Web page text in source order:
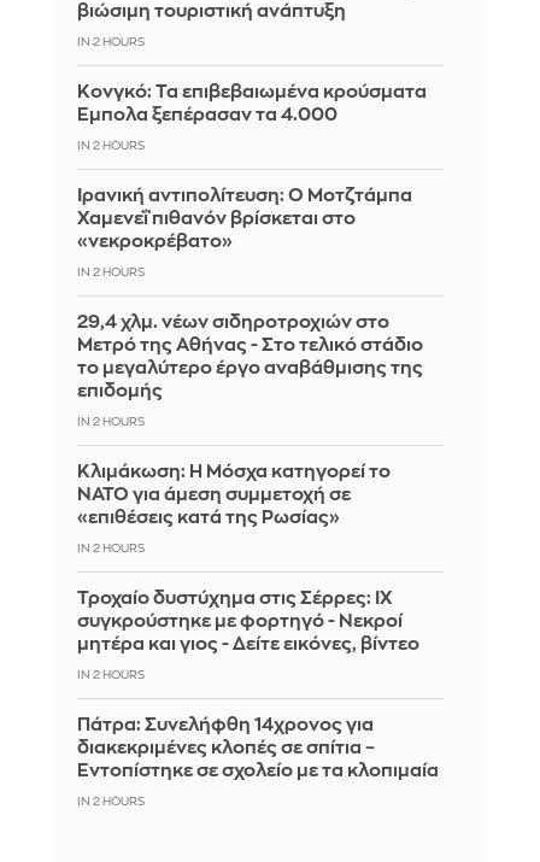
βιώσιμη τουριστική ανάπτυξη
IN 2 HOURS
Κονγκό: Τα επιβεβαιωμένα κρούσματα
Έμπολα ξεπέρασαν τα 4.000
IN 2 HOURS
Ιρανική αντιπολίτευση: Ο Μοτζτάμπα
Χαμενεΐ πιθανόν βρίσκεται στο
«νεκροκρέβατο»
IN 2 HOURS
29,4 χλμ. νέων σιδηροτροχιών στο
Μετρό της Αθήνας - Στο τελικό στάδιο
το μεγαλύτερο έργο αναβάθμισης της
επιδομής
IN 2 HOURS
Κλιμάκωση: Η Μόσχα κατηγορεί το
ΝΑΤΟ για άμεση συμμετοχή σε
«επιθέσεις κατά της Ρωσίας»
IN 2 HOURS
Τροχαίο δυστύχημα στις Σέρρες: ΙΧ
συγκρούστηκε με φορτηγό - Νεκροί
μητέρα και γιος - Δείτε εικόνες, βίντεο
IN 2 HOURS
Πάτρα: Συνελήφθη 14χρονος για
διακεκριμένες κλοπές σε σπίτια –
Εντοπίστηκε σε σχολείο με τα κλοπιμαία
IN 2 HOURS